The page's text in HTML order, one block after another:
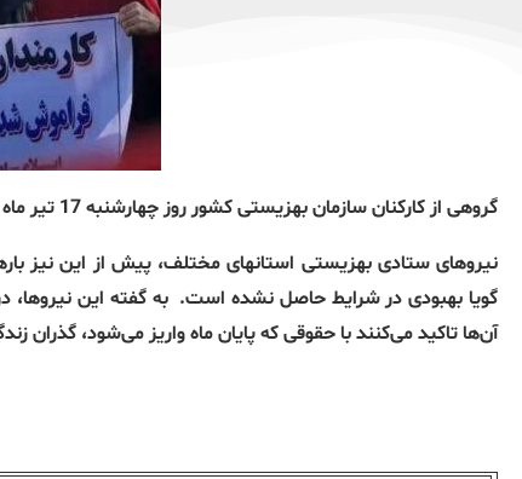
گروهی از کارکنان سازمان بهزیستی کشور روز چهارشنبه 17 تیر ماه نسبت به پایین بودن حقوق و مزایای مزدی خود اعتراض کردند.
نیروهای ستادی بهزیستی استانهای مختلف، پیش از این نیز
گویا بهبودی در شرایط حاصل نشده است. به گفته این
آن‌ها تاکید می‌کنند با حقوقی که پایان ماه واریز می‌شود، گذران